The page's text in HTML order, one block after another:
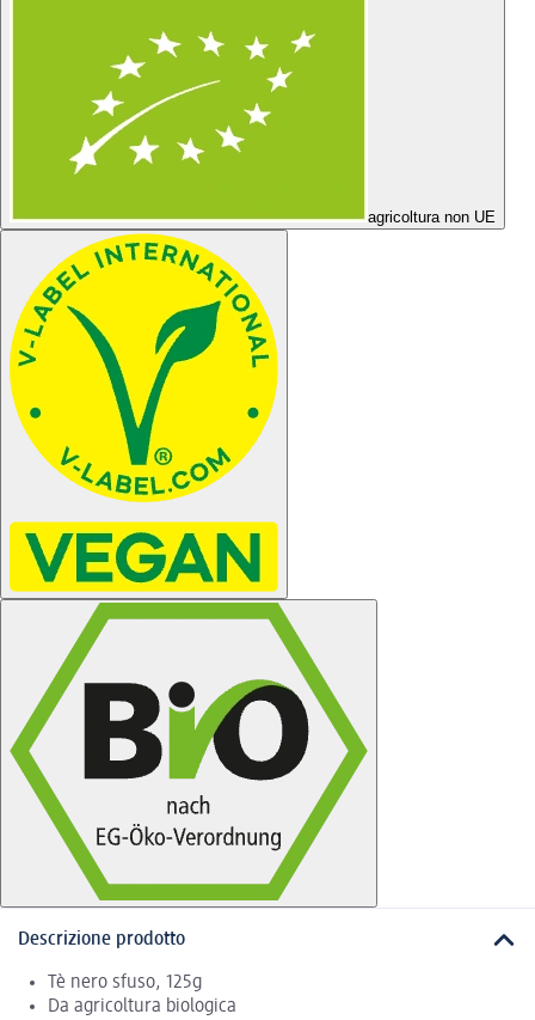
agricoltura non UE
Descrizione prodotto
Tè nero sfuso, 125g
Da agricoltura biologica